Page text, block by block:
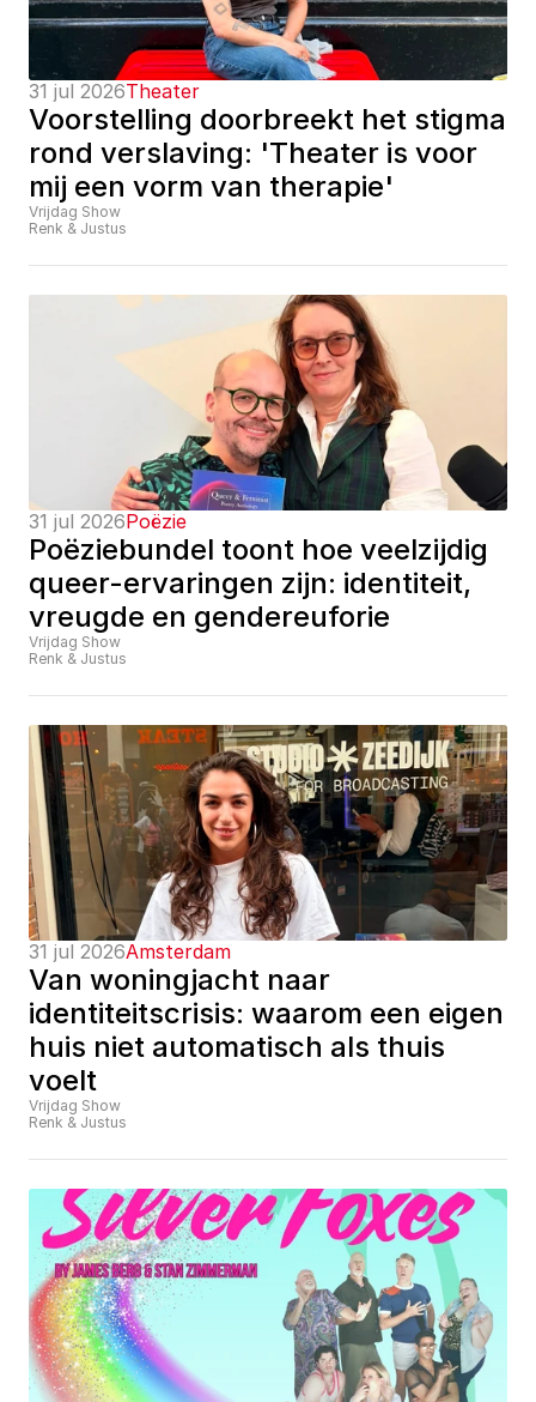
31 jul 2026Theater
Voorstelling doorbreekt het stigma
rond verslaving: 'Theater is voor
mij een vorm van therapie'
Vrijdag Show
Renk & Justus
31 jul 2026Poëzie
Poëziebundel toont hoe veelzijdig
queer-ervaringen zijn: identiteit,
vreugde en gendereuforie
Vrijdag Show
Renk & Justus
31 jul 2026Amsterdam
Van woningjacht naar
identiteitscrisis: waarom een eigen
huis niet automatisch als thuis
voelt
Vrijdag Show
Renk & Justus